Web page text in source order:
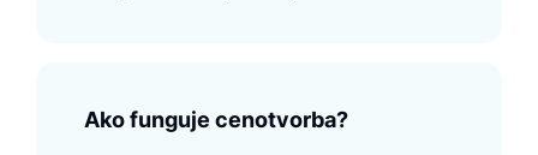
Ako funguje cenotvorba?